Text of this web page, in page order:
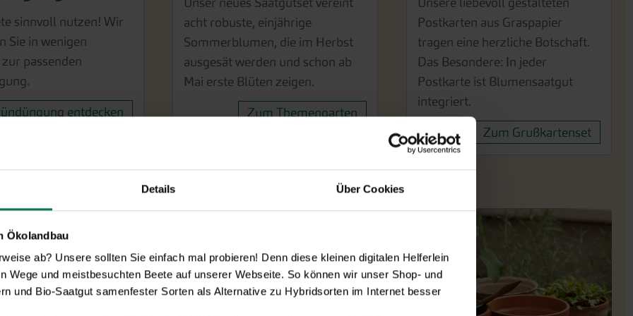
Details Über Cookies
Ökolandbau
ab? Unsere sollten Sie einfach mal probieren! Denn diese kleinen digitalen Helferlein
Wege und meistbesuchten Beete auf unserer Webseite. So können wir unser Shop- und
und Bio-Saatgut samenfester Sorten als Alternative zu Hybridsorten im Internet besser
sinnvoll nutzen! Wir
Sie in wenigen
passenden
entdecken
acht robuste, einjährige
Sommerblumen, die im Herbst
ausgesät werden und schon ab
Mai erste Blüten zeigen.
Zum Themengarten
Postkarten aus Graspapier
tragen eine herzliche Botschaft.
Das Besondere: In jeder
Postkarte ist Blumensaatgut
integriert.
Zum Grußkartenset
Online-Shop!
Sorten in höchster Qualität
Garten oder Balkonkasten? Dann sind Sie bei uns
Saatgut. Und darauf kommt es uns